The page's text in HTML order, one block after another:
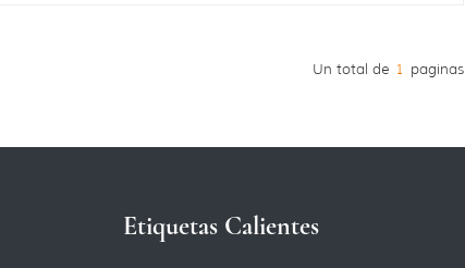
Un total de 1 paginas
Etiquetas Calientes